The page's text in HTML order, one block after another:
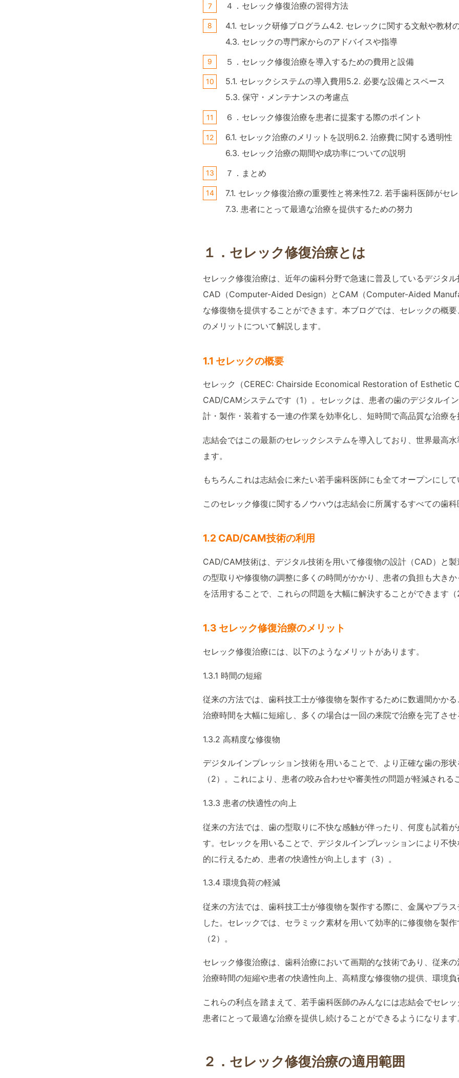
４．セレック修復治療の習得方法
4.1. セレック研修プログラム4.2. セレックに関する文献や教材
4.3. セレックの専門家からのアドバイスや指導
５．セレック修復治療を導入するための費用と設備
5.1. セレックシステムの導入費用5.2. 必要な設備とスペース
5.3. 保守・メンテナンスの考慮点
６．セレック修復治療を患者に提案する際のポイント
6.1. セレック治療のメリットを説明6.2. 治療費に関する透明性
6.3. セレック治療の期間や成功率についての説明
７．まとめ
7.1. セレック修復治療の重要性と将来性7.2. 若手歯科医師がセ
7.3. 患者にとって最適な治療を提供するための努力
１．セレック修復治療とは
セレック修復治療は、近年の歯科分野で急速に普及しているデジタ
CAD（Computer-Aided Design）とCAM（Computer-Aided
な修復物を提供することができます。本ブログでは、セレックの概
のメリットについて解説します。
1.1 セレックの概要
セレック（CEREC: Chairside Economical Restoration of Esthetic
CAD/CAMシステムです（1）。セレックは、患者の歯のデジタルイ
計・製作・装着する一連の作業を効率化し、短時間で高品質な治療
志結会ではこの最新のセレックシステムを導入しており、世界最高
ます。
もちろんこれは志結会に来たい若手歯科医師にも全てオープンにし
このセレック修復に関するノウハウは志結会に所属するすべての歯
1.2 CAD/CAM技術の利用
CAD/CAM技術は、デジタル技術を用いて修復物の設計（CAD）と
の型取りや修復物の調整に多くの時間がかかり、患者の負担も大き
を活用することで、これらの問題を大幅に解決することができます
1.3 セレック修復治療のメリット
セレック修復治療には、以下のようなメリットがあります。
1.3.1 時間の短縮
従来の方法では、歯科技工士が修復物を製作するために数週間かか
治療時間を大幅に短縮し、多くの場合は一回の来院で治療を完了さ
1.3.2 高精度な修復物
デジタルインプレッション技術を用いることで、より正確な歯の形
（2）。これにより、患者の咬み合わせや審美性の問題が軽減される
1.3.3 患者の快適性の向上
従来の方法では、歯の型取りに不快な感触が伴ったり、何度も試着
す。セレックを用いることで、デジタルインプレッションにより不
的に行えるため、患者の快適性が向上します（3）。
1.3.4 環境負荷の軽減
従来の方法では、歯科技工士が修復物を製作する際に、金属やプラ
した。セレックでは、セラミック素材を用いて効率的に修復物を製
（2）。
セレック修復治療は、歯科治療において画期的な技術であり、従来
治療時間の短縮や患者の快適性向上、高精度な修復物の提供、環境
これらの利点を踏まえて、若手歯科医師のみんなには志結会でセレ
患者にとって最適な治療を提供し続けることができるようになります
２．セレック修復治療の適用範囲